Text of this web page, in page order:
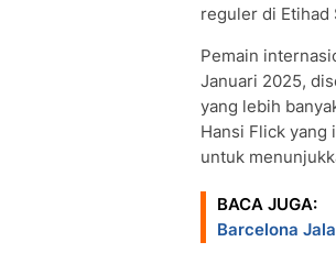
reguler di Etihad
Pemain
Januari 2025,
yang lebih
Hansi Flick yang
untuk
BACA JUGA:
Barcelona